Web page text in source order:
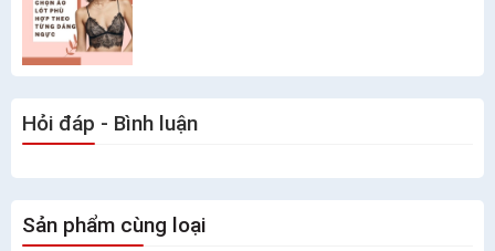
Hỏi đáp - Bình luận
Sản phẩm cùng loại